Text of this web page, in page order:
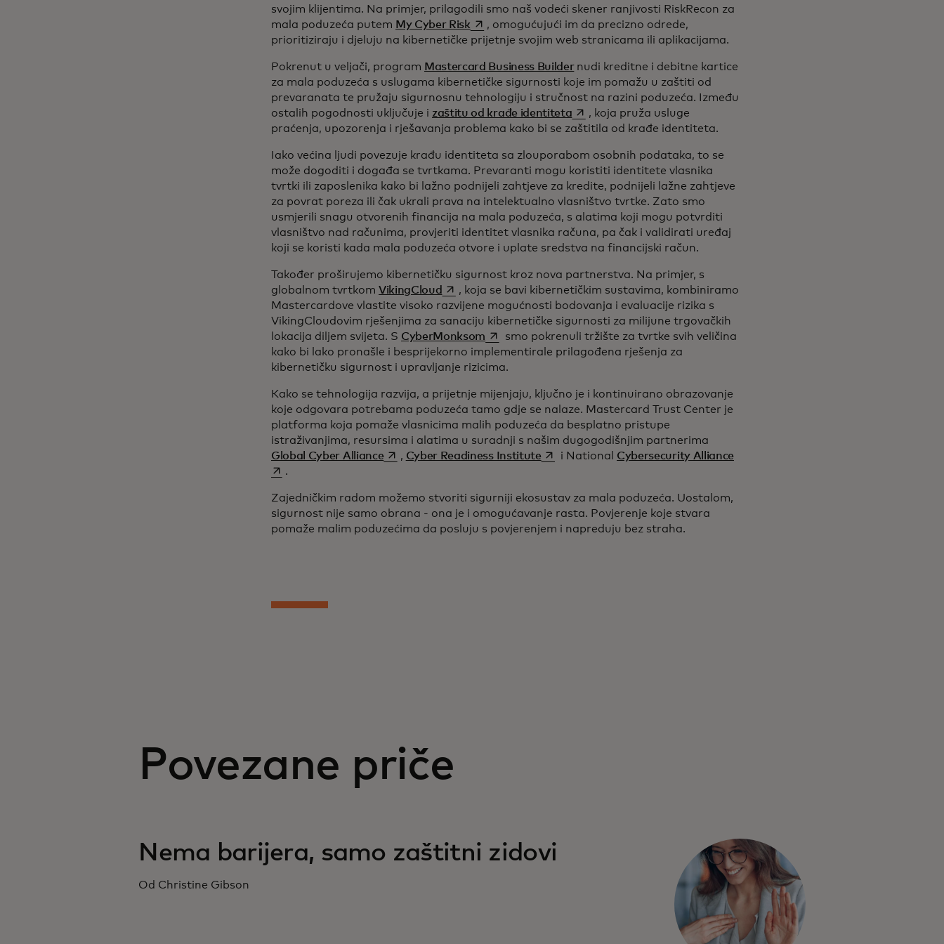
svojim klijentima. Na primjer, prilagodili smo naš vodeći skener ranjivosti RiskRecon za
mala poduzeća putem My Cyber Riskopens in a new tab
, omogućujući im da precizno odrede,
prioritiziraju i djeluju na kibernetičke prijetnje svojim web stranicama ili aplikacijama.
Pokrenut u veljači, program Mastercard Business Buildernudi kreditne i debitne kartice
za mala poduzeća s uslugama kibernetičke sigurnosti koje im pomažu u zaštiti od
prevaranata te pružaju sigurnosnu tehnologiju i stručnost na razini poduzeća. Između
ostalih pogodnosti uključuje i zaštitu od krađe identitetaopens in a new tab
, koja pruža usluge
praćenja, upozorenja i rješavanja problema kako bi se zaštitila od krađe identiteta.
Iako većina ljudi povezuje krađu identiteta sa zlouporabom osobnih podataka, to se
može dogoditi i događa se tvrtkama. Prevaranti mogu koristiti identitete vlasnika
tvrtki ili zaposlenika kako bi lažno podnijeli zahtjeve za kredite, podnijeli lažne zahtjeve
za povrat poreza ili čak ukrali prava na intelektualno vlasništvo tvrtke. Zato smo
usmjerili snagu otvorenih financija na mala poduzeća, s alatima koji mogu potvrditi
vlasništvo nad računima, provjeriti identitet vlasnika računa, pa čak i validirati uređaj
koji se koristi kada mala poduzeća otvore i uplate sredstva na financijski račun.
Također proširujemo kibernetičku sigurnost kroz nova partnerstva. Na primjer, s
globalnom tvrtkom VikingCloud opens in a new tab
, koja se bavi kibernetičkim sustavima, kombiniramo
Mastercardove vlastite visoko razvijene mogućnosti bodovanja i evaluacije rizika s
VikingCloudovim rješenjima za sanaciju kibernetičke sigurnosti za milijune trgovačkih
lokacija diljem svijeta. S CyberMonksom opens in a new tab
smo pokrenuli tržište za tvrtke svih veličina
kako bi lako pronašle i besprijekorno implementirale prilagođena rješenja za
kibernetičku sigurnost i upravljanje rizicima.
Kako se tehnologija razvija, a prijetnje mijenjaju, ključno je i kontinuirano obrazovanje
koje odgovara potrebama poduzeća tamo gdje se nalaze. Mastercard Trust Center je
platforma koja pomaže vlasnicima malih poduzeća da besplatno pristupe
istraživanjima, resursima i alatima u suradnji s našim dugogodišnjim partnerima
Global Cyber Allianceopens in a new tab
, Cyber Readiness Instituteopens in a new tab
i National Cybersecurity Alliance
.
Zajedničkim radom možemo stvoriti sigurniji ekosustav za mala poduzeća. Uostalom,
sigurnost nije samo obrana - ona je i omogućavanje rasta. Povjerenje koje stvara
pomaže malim poduzećima da posluju s povjerenjem i napreduju bez straha.
Povezane priče
Nema barijera, samo zaštitni zidovi
Od Christine Gibson